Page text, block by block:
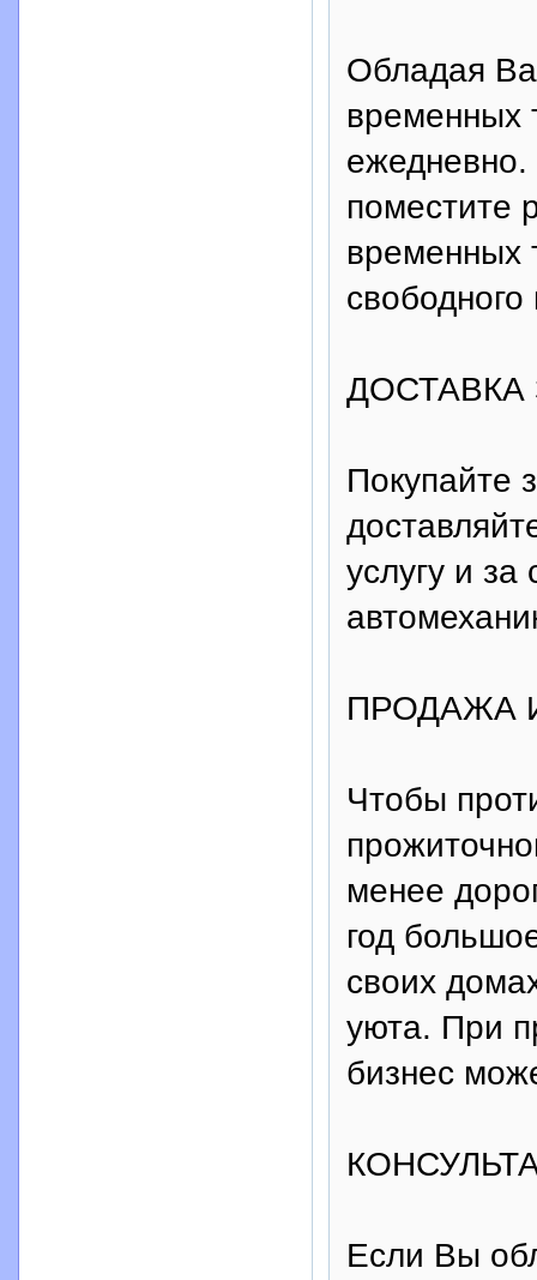
Обладая
временных
ежедневно.
поместите
временных
Покупайте
услугу и
ПРОДАЖА
Чтобы
менее
год
своих
уюта. При
бизнес
Если Вы